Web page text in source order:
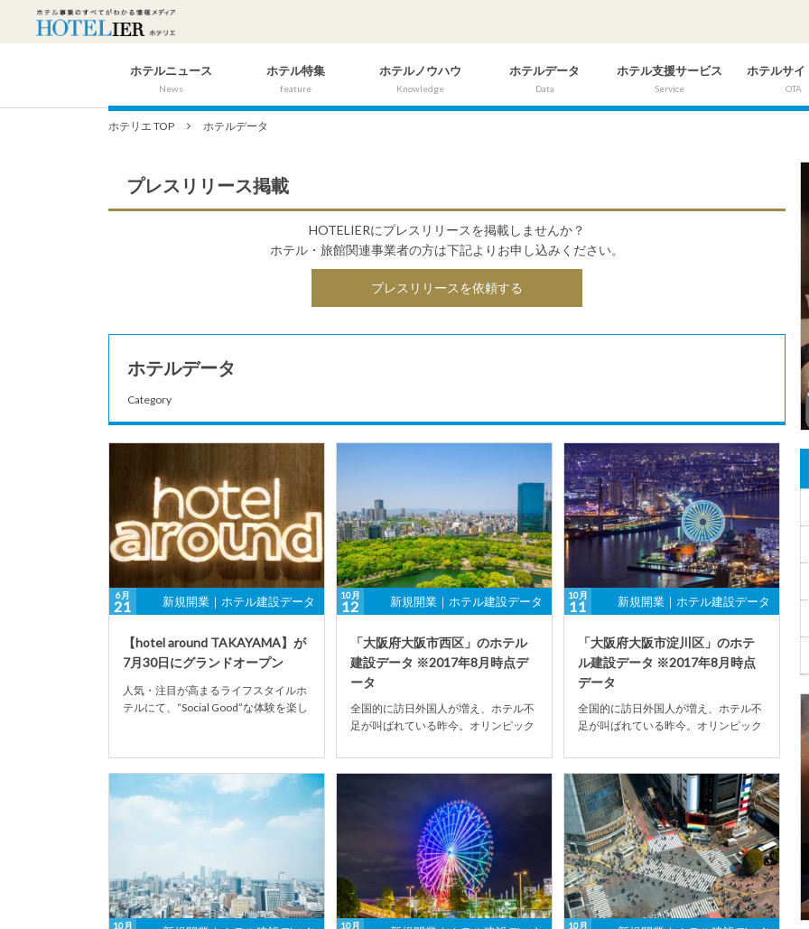
ホテルニュース
News
ホテル特集
feature
ホテルノウハウ
Knowledge
ホテルデータ
Data
ホテル支援サービス
Service
ホテルサイ
OTA
ホテリエ TOP ホテルデータ
プレスリリース掲載
HOTELIERにプレスリリースを掲載しませんか？
ホテル・旅館関連事業者の方は下記よりお申し込みください。
プレスリリースを依頼する
ホテルデータ
Category
6月
21 新規開業｜ホテル建設データ
【hotel around TAKAYAMA】が
7月30日にグランドオープン
人気・注目が高まるライフスタイルホ
テルにて、“Social Good”な体験を楽し
10月
12 新規開業｜ホテル建設データ
「大阪府大阪市西区」のホテル
建設データ ※2017年8月時点デ
ータ
全国的に訪日外国人が増え、ホテル不
足が叫ばれている昨今。オリンピック
が全国的に増加の傾...
10月
11 新規開業｜ホテル建設データ
「大阪府大阪市淀川区」のホテ
ル建設データ ※2017年8月時点
データ
全国的に訪日外国人が増え、ホテル不
足が叫ばれている昨今。オリンピック
が全国的に増加の傾...
10月 10月 10月